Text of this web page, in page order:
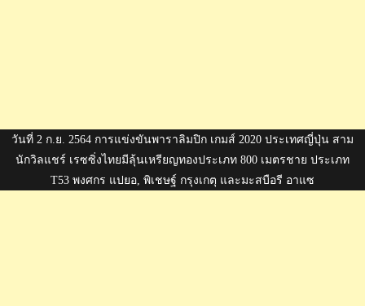
วันที่ 2 ก.ย. 2564 การแข่งขันพาราลิมปิก เกมส์ 2020 ประเทศญี่ปุ่น สาม
นักวิลแชร์ เรซซิ่งไทยมีลุ้นเหรียญทองประเภท 800 เมตรชาย ประเภท
T53 พงศกร แปยอ, พิเชษฐ์ กรุงเกตุ และมะสบือรี อาแซ